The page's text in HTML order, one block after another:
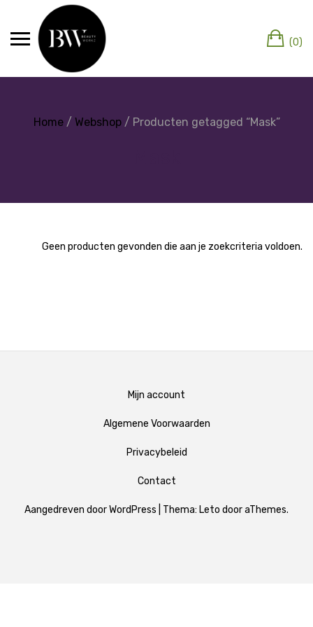
(0)
Home/ Webshop/ Producten getagged “Mask”
Geen producten gevonden die aan je zoekcriteria voldoen.
Mijn account
Algemene Voorwaarden
Privacybeleid
Contact
Aangedreven door WordPress Thema: Leto door aThemes.